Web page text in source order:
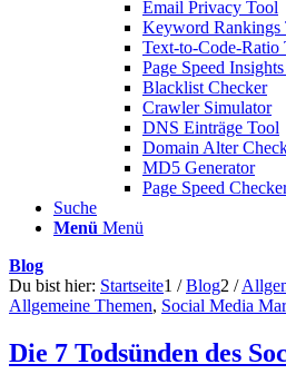
Email Privacy Tool
Keyword Rankings
Text-to-Code-Ratio
Page Speed
Blacklist Checker
Crawler Simulator
DNS Einträge Tool
Domain Alter
MD5 Generator
Page Speed
Suche
Menü Menü
Blog
Du bist hier: Startseite1 / Blog2 /
Allgemeine Themen, Social Media
Die 7 Todsünden des